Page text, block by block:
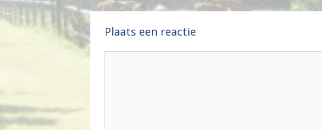
Plaats een reactie